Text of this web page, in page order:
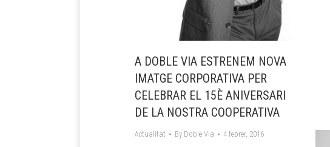
A DOBLE VIA ESTRENEM NOVA
IMATGE CORPORATIVA PER
CELEBRAR EL 15È ANIVERSARI
DE LA NOSTRA COOPERATIVA
Actualitat By Doble Via 4 febrer, 2016